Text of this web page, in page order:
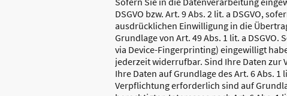
DSGVO bzw. Art. 9 Abs. 2 lit. a DSGVO,
ausdrücklichen Einwilligung in die
Grundlage von Art. 49 Abs. 1 lit. a
via Device-Fingerprinting) eingewilligt
jederzeit widerrufbar. Sind Ihre Daten
Ihre Daten auf Grundlage des Art. 6 Abs.
Verpflichtung erforderlich sind auf